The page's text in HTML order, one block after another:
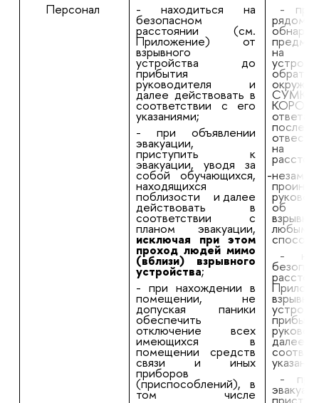
Персонал
- находиться на
безопасном
расстоянии (см.
Приложение) от
взрывного
устройства до
прибытия
руководителя и
далее действовать в
соответствии с его
указаниями;
- при объявлении
эвакуации,
приступить к
эвакуации, уводя за
собой обучающихся,
находящихся
поблизости и далее
действовать в
соответствии с
планом эвакуации,
исключая при этом
проход людей мимо
(вблизи) взрывного
устройства;
- при нахождении в
помещении, не
допуская паники
обеспечить
отключение всех
имеющихся в
помещении средств
связи и иных
приборов
(приспособлений), в
том числе
- при
на
на
-
об
любым
-
далее
- при